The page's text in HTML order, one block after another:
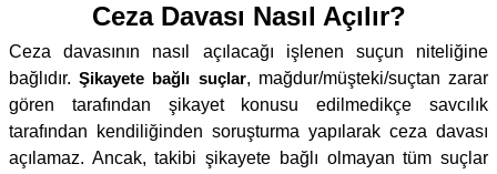
Ceza Davası Nasıl Açılır?
Ceza davasının nasıl açılacağı işlenen suçun niteliğine
bağlıdır.Şikayete bağlı suçlar, mağdur/müşteki/suçtan zarar
gören tarafından şikayet konusu edilmedikçe savcılık
tarafından kendiliğinden soruşturma yapılarak ceza davası
açılamaz. Ancak, takibi şikayete bağlı olmayan tüm suçlar